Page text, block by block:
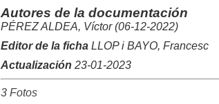
Autores de la documentación
PÉREZ ALDEA, Víctor (06-12-2022)
Editor de la ficha LLOP i BAYO, Francesc
Actualización 23-01-2023
3 Fotos